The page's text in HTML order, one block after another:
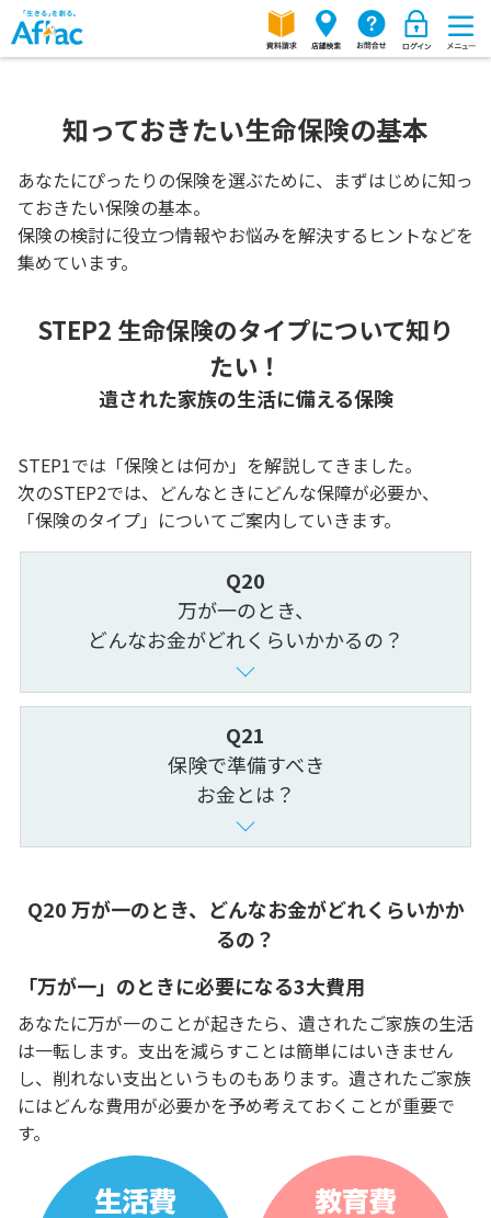
知っておきたい生命保険の基本
あなたにぴったりの保険を選ぶために、まずはじめに知っ
ておきたい保険の基本。
保険の検討に役立つ情報やお悩みを解決するヒントなどを
集めています。
STEP2 生命保険のタイプについて知り
たい！
遺された家族の生活に備える保険
STEP1では「保険とは何か」を解説してきました。
次のSTEP2では、どんなときにどんな保障が必要か、
「保険のタイプ」についてご案内していきます。
Q20
万が一のとき、
どんなお金がどれくらいかかるの？
Q21
保険で準備すべき
お金とは？
Q20 万が一のとき、どんなお金がどれくらいかか
るの？
「万が一」のときに必要になる3大費用
あなたに万が一のことが起きたら、遺されたご家族の生活
は一転します。支出を減らすことは簡単にはいきません
し、削れない支出というものもあります。遺されたご家族
にはどんな費用が必要かを予め考えておくことが重要で
す。